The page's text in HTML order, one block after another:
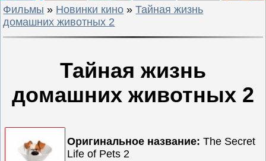
Детективы
Драмы
Мелодрамы
Приключения
Фильмы » Новинки кино »Тайная жизнь
домашних животных 2
Тайная жизнь
домашних животных 2
Оригинальное название: The Secret
Life of Pets 2